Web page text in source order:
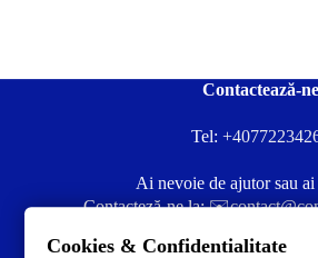
Contactează-ne
Tel:
Ai nevoie de ajutor sau
Contacteză-ne la:
Cookies & Confidentialitate